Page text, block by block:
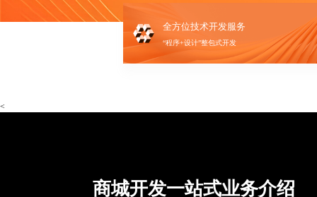
全方位技术开发服务
“程序+设计”整包式开发
<
商城开发一站式业务介绍